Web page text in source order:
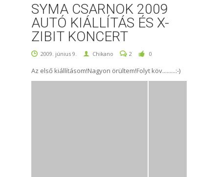
SYMA CSARNOK 2009
AUTÓ KIÁLLÍTÁS ÉS X-
ZIBIT KONCERT
2009. június 9. Chikano 2 0
Az első kiállításom!Nagyon örültem!Folyt köv.........:-)